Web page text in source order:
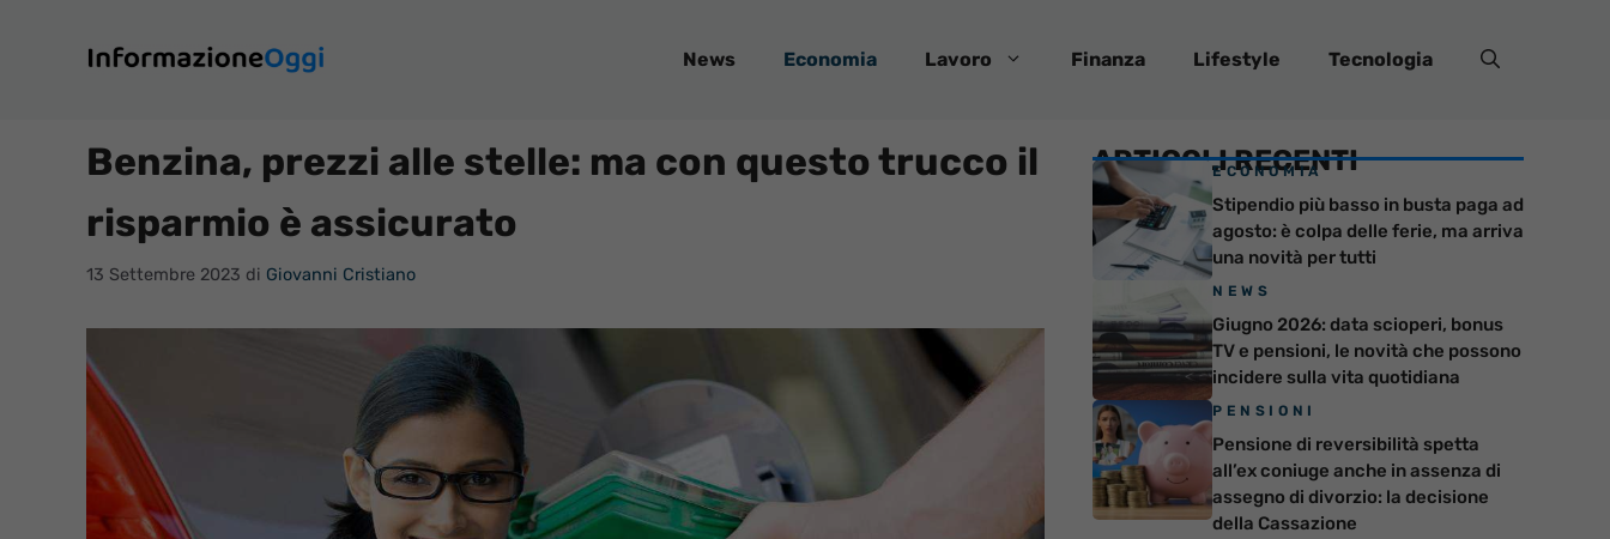
contenuto
News Economia Lavoro Finanza Lifestyle Tecnologia
Benzina, prezzi alle stelle: ma con questo trucco il
risparmio è assicurato
13 Settembre 2023 di Giovanni Cristiano
ARTICOLI RECENTI
ECONOMIA
Stipendio più basso in busta paga ad
agosto: è colpa delle ferie, ma arriva
una novità per tutti
NEWS
Giugno 2026: data scioperi, bonus
TV e pensioni, le novità che possono
incidere sulla vita quotidiana
PENSIONI
Pensione di reversibilità spetta
all’ex coniuge anche in assenza di
assegno di divorzio: la decisione
della Cassazione